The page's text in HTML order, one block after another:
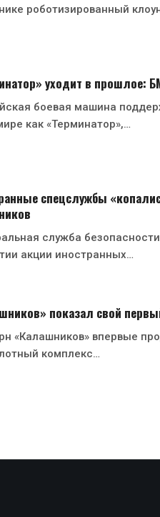
роботизированный
уходит в прошлое:
боевая машина
как «Терминатор»,…
спецслужбы
служба
акции иностранных…
показал свой
«Калашников» впервые
комплекс…